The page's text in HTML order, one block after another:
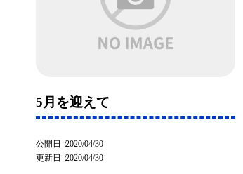
5月を迎えて
公開日
2020/04/30
更新日
2020/04/30